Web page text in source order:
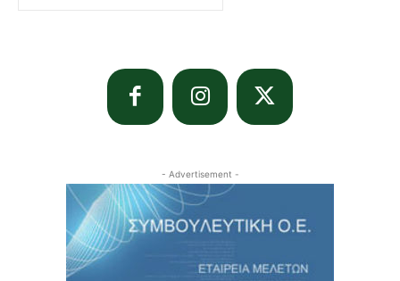
- Advertisement -